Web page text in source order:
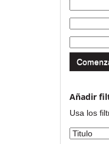
Añadir
Usa los